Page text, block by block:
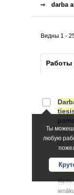
darba
Видны 1 -
Работы
Ты
любую
...
tāpēc